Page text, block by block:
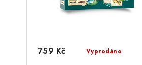
Vyprodáno
759 Kč